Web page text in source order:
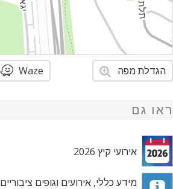
הגדלת מפה Waze
ראו גם
אירועי קיץ 2026
מידע כללי, אירועים וגופים ציבוריים